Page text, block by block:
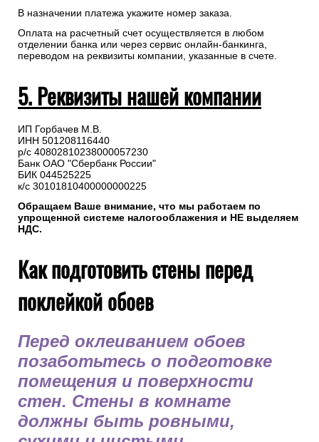
В назначении платежа укажите номер заказа.
Оплата на расчетный счет осуществляется в любом
отделении банка или через сервис онлайн-банкинга,
переводом на реквизиты компании, указанные в счете.
5. Реквизиты нашей компании
ИП Горбачев М.В.
ИНН 501208116440
р/с 40802810238000057230
Банк ОАО "Сбербанк России"
БИК 044525225
к/с 30101810400000000225
Обращаем Ваше внимание, что мы работаем по
упрощенной системе налогооблажения и НЕ выделяем
НДС.
Как подготовить стены перед
поклейкой обоев
Перед оклеиванием обоев
позаботьтесь о подготовке
помещения и поверхности
стен. Стены в комнате
должны быть ровными,